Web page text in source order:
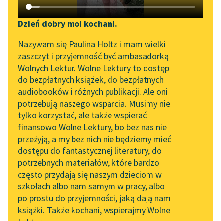
Katalog DAISY
Podkasty o książkach
Zgłoś brak utworu
Aktualności
Spotkanie z Katarzyną
Tunkiel w Oslo
Wolne Lektury na 32.
Pol’and’Rock Festivalu
„Kochanek Lady
Chatterley” do słuchania
na Wolnych Lekturach
Nowy audiobook –
„Marzenie o Oriencie”
Sophie Elkan
Kolekcja Nadwyraz.com x
Narzędzia
Mapa Wolnych Lektur
Leśmianator
Przewodnik dla piszących i
czytających
API
OAI-PMH
Widget Wolnych Lektur
Przypisy
Dzień dobry moi kochani.
Nazywam się Paulina Holtz i mam wielki
zaszczyt i przyjemność być ambasadorką
Wolnych Lektur. Wolne Lektury to dostęp
do bezpłatnych książek, do bezpłatnych
audiobooków i różnych publikacji. Ale oni
potrzebują naszego wsparcia. Musimy nie
tylko korzystać, ale także wspierać
finansowo Wolne Lektury, bo bez nas nie
przeżyją, a my bez nich nie będziemy mieć
dostępu do fantastycznej literatury, do
potrzebnych materiałów, które bardzo
często przydają się naszym dzieciom w
szkołach albo nam samym w pracy, albo
po prostu do przyjemności, jaką dają nam
książki. Także kochani, wspierajmy Wolne
Pocałunki
Plaża w nocy
Wybrzeże
Syreny
pobierz książkę